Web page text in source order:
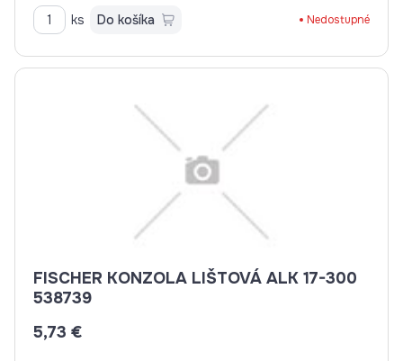
ks Do košíka Nedostupné
FISCHER KONZOLA LIŠTOVÁ ALK 17-300
538739
5,73 €